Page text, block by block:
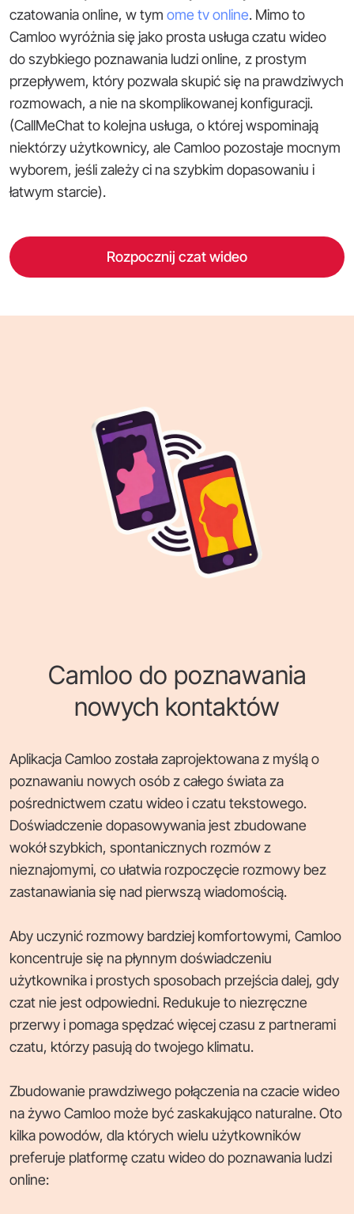
czatowania online, w tym ome tv online. Mimo to
Camloo wyróżnia się jako prosta usługa czatu wideo
do szybkiego poznawania ludzi online, z prostym
przepływem, który pozwala skupić się na prawdziwych
rozmowach, a nie na skomplikowanej konfiguracji.
(CallMeChat to kolejna usługa, o której wspominają
niektórzy użytkownicy, ale Camloo pozostaje mocnym
wyborem, jeśli zależy ci na szybkim dopasowaniu i
łatwym starcie).
Rozpocznij czat wideo
Camloo do poznawania
nowych kontaktów
Aplikacja Camloo została zaprojektowana z myślą o
poznawaniu nowych osób z całego świata za
pośrednictwem czatu wideo i czatu tekstowego.
Doświadczenie dopasowywania jest zbudowane
wokół szybkich, spontanicznych rozmów z
nieznajomymi, co ułatwia rozpoczęcie rozmowy bez
zastanawiania się nad pierwszą wiadomością.
Aby uczynić rozmowy bardziej komfortowymi, Camloo
koncentruje się na płynnym doświadczeniu
użytkownika i prostych sposobach przejścia dalej, gdy
czat nie jest odpowiedni. Redukuje to niezręczne
przerwy i pomaga spędzać więcej czasu z partnerami
czatu, którzy pasują do twojego klimatu.
Zbudowanie prawdziwego połączenia na czacie wideo
na żywo Camloo może być zaskakująco naturalne. Oto
kilka powodów, dla których wielu użytkowników
preferuje platformę czatu wideo do poznawania ludzi
online: